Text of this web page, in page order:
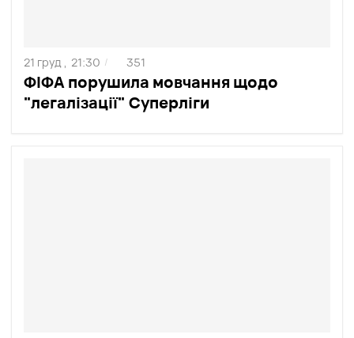
ФІФА порушила мовчання щодо
"легалізації" Суперліги
21 груд , 21:30 / 351